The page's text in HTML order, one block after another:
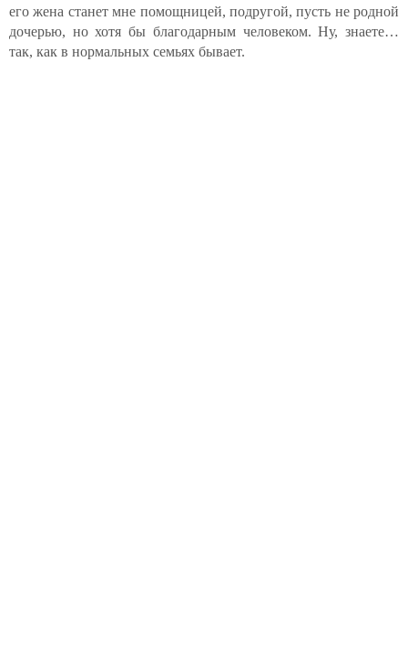
его жена станет мне помощницей, подругой, пусть не родной
дочерью, но хотя бы благодарным человеком. Ну, знаете…
так, как в нормальных семьях бывает.